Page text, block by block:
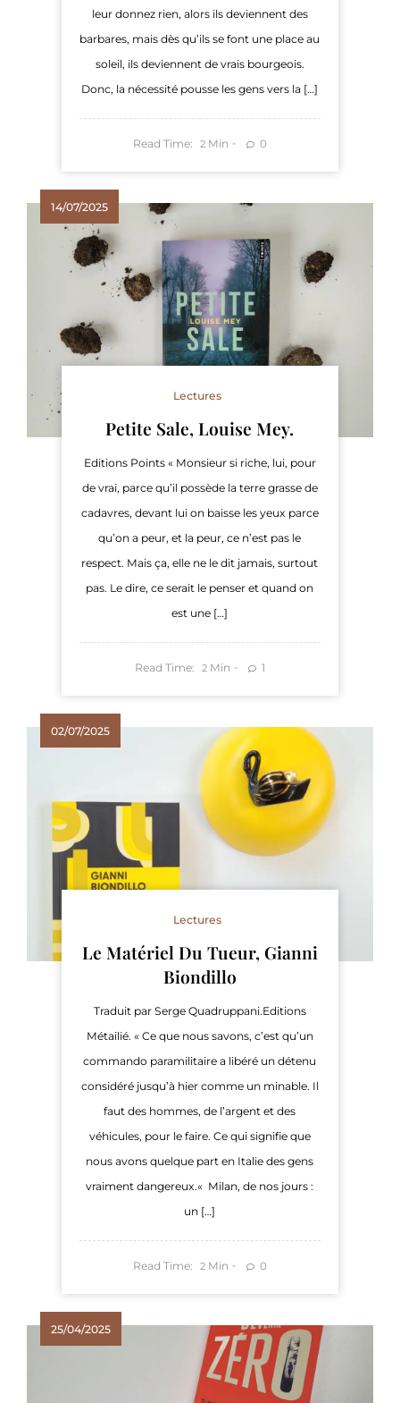
leur donnez rien, alors ils deviennent des
barbares, mais dès qu’ils se font une place au
soleil, ils deviennent de vrais bourgeois.
Donc, la nécessité pousse les gens vers la […]
Read Time: 2 Min 0
14/07/2025
Lectures
Petite Sale, Louise Mey.
Editions Points « Monsieur si riche, lui, pour
de vrai, parce qu’il possède la terre grasse de
cadavres, devant lui on baisse les yeux parce
qu’on a peur, et la peur, ce n’est pas le
respect. Mais ça, elle ne le dit jamais, surtout
pas. Le dire, ce serait le penser et quand on
est une […]
Read Time: 2 Min 1
02/07/2025
Lectures
Le Matériel Du Tueur, Gianni
Biondillo
Traduit par Serge Quadruppani.Editions
Métailié. « Ce que nous savons, c’est qu’un
commando paramilitaire a libéré un détenu
considéré jusqu’à hier comme un minable. Il
faut des hommes, de l’argent et des
véhicules, pour le faire. Ce qui signifie que
nous avons quelque part en Italie des gens
vraiment dangereux.« Milan, de nos jours :
un […]
Read Time: 2 Min 0
25/04/2025